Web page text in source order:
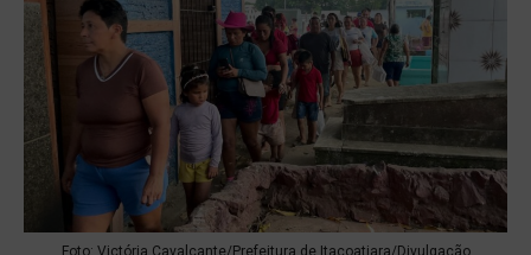
Foto: Victória Cavalcante/Prefeitura de Itacoatiara/Divulgação